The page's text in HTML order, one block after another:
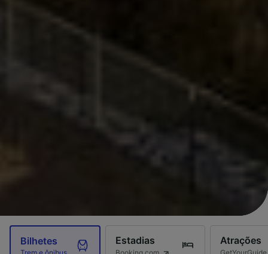
Bilhetes Estadias Atrações